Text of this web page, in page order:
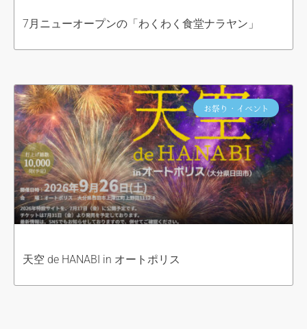
7月ニューオープンの「わくわく食堂ナラヤン」
お祭り・イベント
天空 de HANABI in オートポリス